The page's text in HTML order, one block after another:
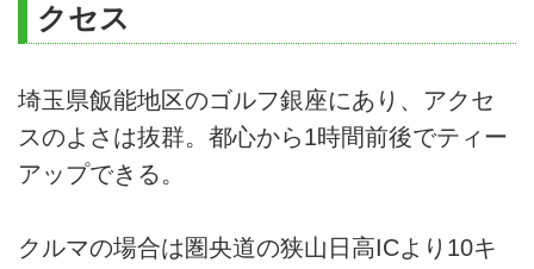
クセス
埼玉県飯能地区のゴルフ銀座にあり、アクセ
スのよさは抜群。都心から1時間前後でティー
アップできる。
クルマの場合は圏央道の狭山日高ICより10キ